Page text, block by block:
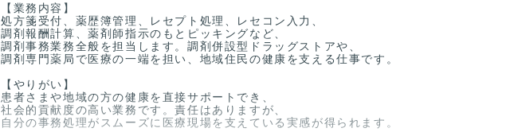
【業務内容】
処方箋受付、薬歴簿管理、レセプト処理、レセコン入力、
調剤報酬計算、薬剤師指示のもとピッキングなど、
調剤事務業務全般を担当します。調剤併設型ドラッグストアや、
調剤専門薬局で医療の一端を担い、地域住民の健康を支える仕事です。
【やりがい】
患者さまや地域の方の健康を直接サポートでき、
社会的貢献度の高い業務です。責任はありますが、
自分の事務処理がスムーズに医療現場を支えている実感が得られます。